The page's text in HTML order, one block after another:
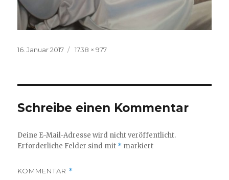
Veröffentlicht
16. Januar 2017
Volle
1738 × 977
Schreibe einen Kommentar
Deine E-Mail-Adresse wird nicht veröffentlicht.
Erforderliche Felder sind mit * markiert
KOMMENTAR *